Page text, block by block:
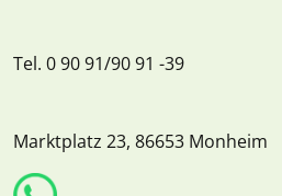
Tel. 0 90 91/90 91 -39
Marktplatz 23, 86653 Monheim